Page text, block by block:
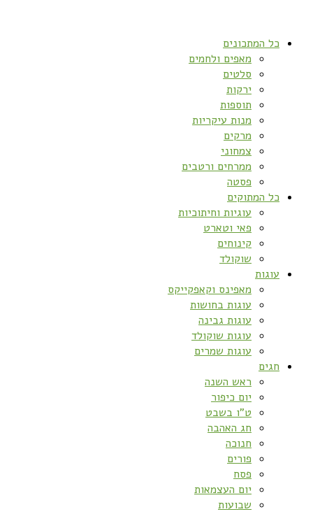
כל המתכונים
מאפים ולחמים
סלטים
ירקות
תוספות
מנות עיקריות
מרקים
צמחוני
ממרחים ורטבים
פסטה
כל המתוקים
עוגיות וחיתוכיות
פאי וטארט
קינוחים
שוקולד
עוגות
מאפינס וקאפקייקס
עוגות בחושות
עוגות גבינה
עוגות שוקולד
עוגות שמרים
חגים
ראש השנה
יום כיפור
ט”ו בשבט
חג האהבה
חנוכה
פורים
פסח
יום העצמאות
שבועות